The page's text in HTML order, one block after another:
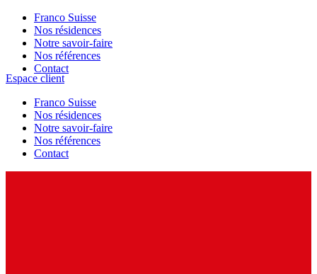
Franco Suisse
Nos résidences
Notre savoir-faire
Nos références
Contact
Espace client
Franco Suisse
Nos résidences
Notre savoir-faire
Nos références
Contact